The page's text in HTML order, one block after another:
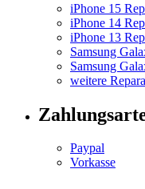
iPhone 15
iPhone 14
iPhone 13
Samsung
Samsung
weitere
Paypal
Vorkasse